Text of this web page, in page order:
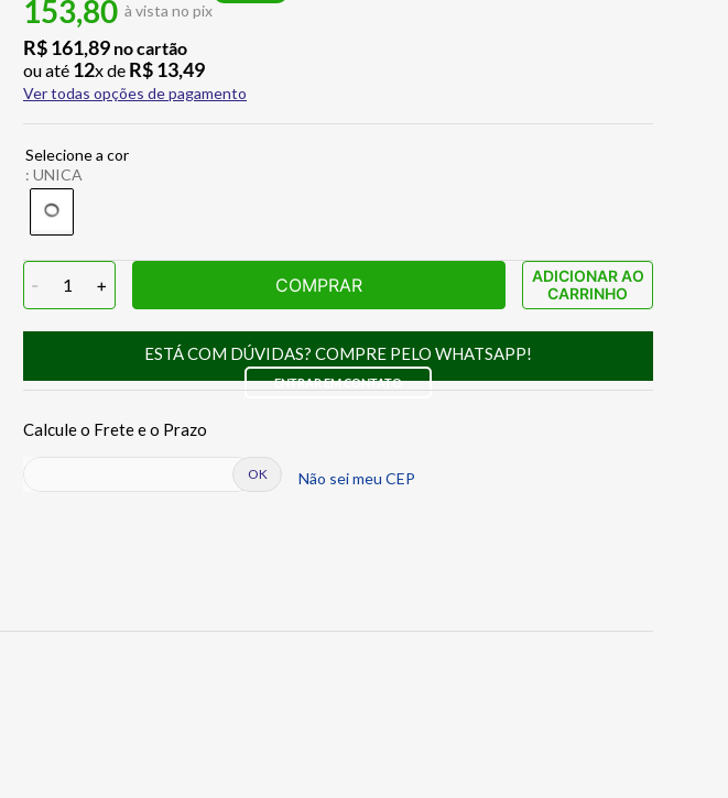
153,80 à vista no pix
R$161,89 no cartão
ou até 12x de R$13,49
Ver todas opções de pagamento
: UNICA
- 1 + COMPRAR
ADICIONAR AO
CARRINHO
ESTÁ COM DÚVIDAS? COMPRE PELO WHATSAPP!
ENTRAR EM CONTATO
Não sei meu CEP